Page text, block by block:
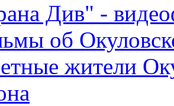
Див" -
об
жители